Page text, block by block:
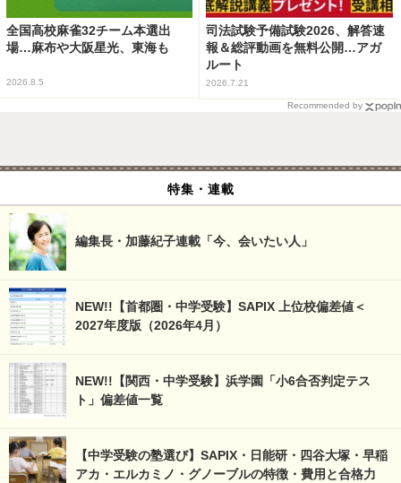
全国高校麻雀32チーム本選出
場…麻布や大阪星光、東海も
2026.8.5
司法試験予備試験2026、解答速
報＆総評動画を無料公開…アガ
ルート
2026.7.21
Recommended by
特集・連載
編集長・加藤紀子連載「今、会いたい人」
NEW!!【首都圏・中学受験】SAPIX 上位校偏差値＜
2027年度版（2026年4月）
NEW!!【関西・中学受験】浜学園「小6合否判定テス
ト」偏差値一覧
【中学受験の塾選び】SAPIX・日能研・四谷大塚・早稲
アカ・エルカミノ・グノーブルの特徴・費用と合格力